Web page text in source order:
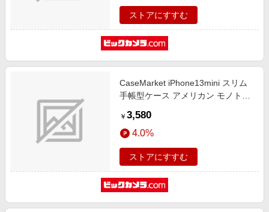
ストアにすすむ
CaseMarket iPhone13mini スリム
手帳型ケース アメリカン モノトー
ジ プリント NY iPhone13mini-
BCM2S2311-78
￥ 3,580
4.0%
ストアにすすむ